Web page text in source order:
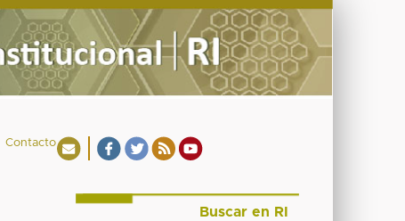
Contacto
Buscar en RI